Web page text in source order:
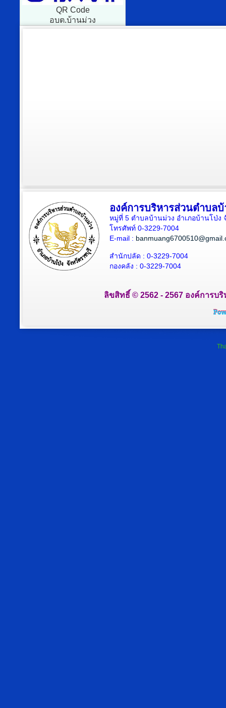
QR Code
อบต.บ้านม่วง
องค์การบริหารส่วนตำบล
หมู่ที่ 5 ตำบลบ้านม่วง อำเภอบ้านโป่ง
โทรศัพท์ 0-3229-7004
E-mail :
สำนักปลัด : 0-3229-7004
กองคลัง : 0-3229-7004
ลิขสิทธิ์ © 2562 - 2567 องค์การบ